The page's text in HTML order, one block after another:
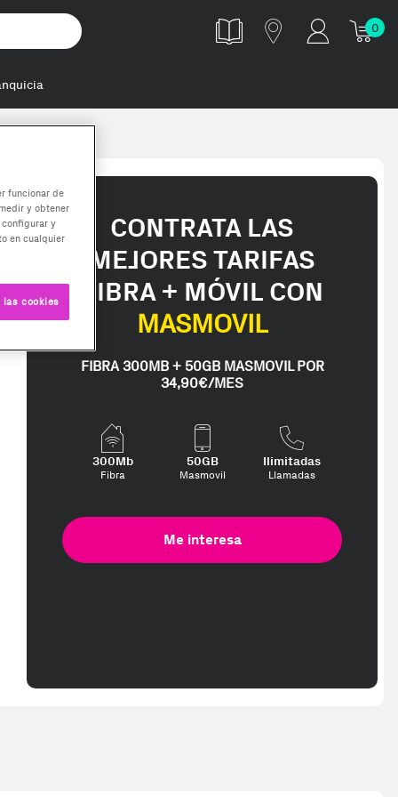
0
CONTRATA LAS
MEJORES TARIFAS
FIBRA + MÓVIL CON
MASMOVIL
FIBRA 300MB + 50GB MASMOVIL POR
34,90€/MES
300Mb
Fibra
50GB
Masmovil
Ilimitadas
Llamadas
Me interesa
funcionar de
y obtener
y
en cualquier
cookies